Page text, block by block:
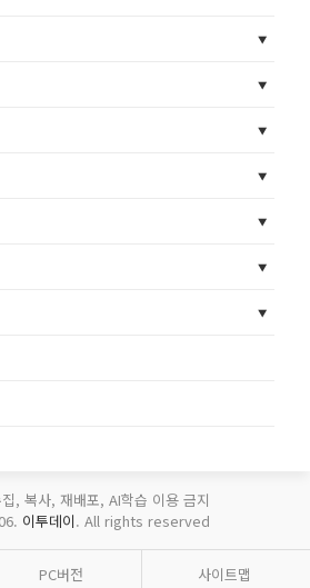
, 복사, 재배포, AI학습 이용 금지
이투데이. All rights reserved
PC버전 사이트맵